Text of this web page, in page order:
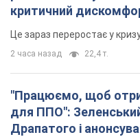
критичний
Це зараз переростає у
2 часа назад 22,4 т.
"Працюємо, щоб
для ППО":
Драпатого і